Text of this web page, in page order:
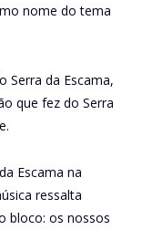
nome do tema
Serra da Escama,
que fez do Serra
Escama na
ressalta
bloco: os nossos